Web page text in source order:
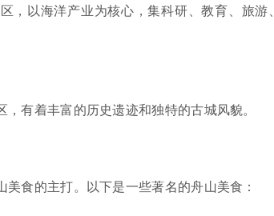
，以海洋产业为核心，集科研、教育、旅游
有着丰富的历史遗迹和独特的古城风貌。
食的主打。以下是一些著名的舟山美食：